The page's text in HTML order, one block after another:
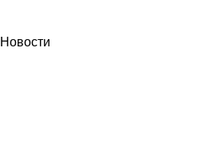
Новости